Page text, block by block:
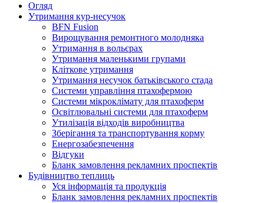
Огляд
Утримання кур-несучок
BFN Fusion
Вирощування ремонтного молодняка
Утримання в вольєрах
Утримання маленькими групами
Кліткове утримання
Утримання несучок батьківського стада
Системи управління птахофермою
Системи мікроклімату для птахоферм
Освітлювальні системи для птахоферм
Утилізація відходів виробництва
Зберігання та транспортування корму
Енергозабезпечення
Відгуки
Бланк замовлення рекламних проспектів
Будівництво теплиць
Уся інформація та продукція
Бланк замовлення рекламних проспектів